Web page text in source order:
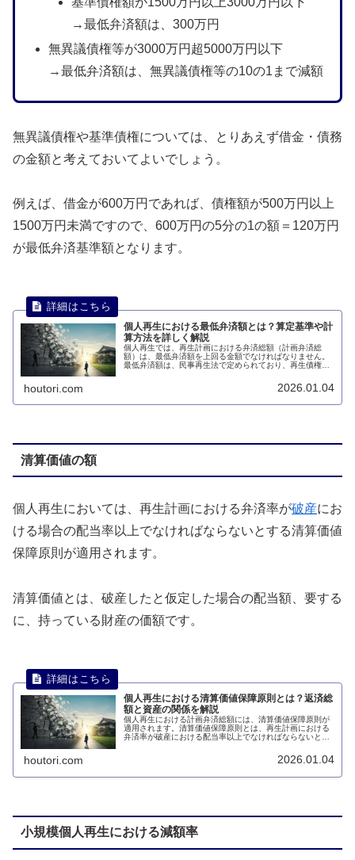
→最低弁済額は、300万円
無異議債権等が3000万円超5000万円以下
→最低弁済額は、無異議債権等の10の1まで減額
無異議債権や基準債権については、とりあえず借金・債務
の金額と考えておいてよいでしょう。
例えば、借金が600万円であれば、債権額が500万円以上
1500万円未満ですので、600万円の5分の1の額＝120万円
が最低弁済基準額となります。
個人再生における最低弁済額とは？算定基準や計
算方法を詳しく解説
個人再生では、再生計画における弁済総額（計画弁済総
額）は、最低弁済額を上回る金額でなければなりません。
最低弁済額は、民事再生法で定められており、再生債権の
houtori.com 2026.01.04
清算価値の額
個人再生においては、再生計画における弁済率が破産にお
ける場合の配当率以上でなければならないとする清算価値
保障原則が適用されます。
清算価値とは、破産したと仮定した場合の配当額、要する
に、持っている財産の価額です。
個人再生における清算価値保障原則とは？返済総
額と資産の関係を解説
個人再生における計画弁済総額には、清算価値保障原則が
適用されます。清算価値保障原則とは、再生計画における
弁済率が破産における配当率以上でなければならないとす
houtori.com 2026.01.04
小規模個人再生における減額率